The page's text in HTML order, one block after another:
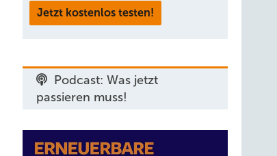
Jetzt kostenlos testen!
Podcast: Was jetzt
passieren muss!